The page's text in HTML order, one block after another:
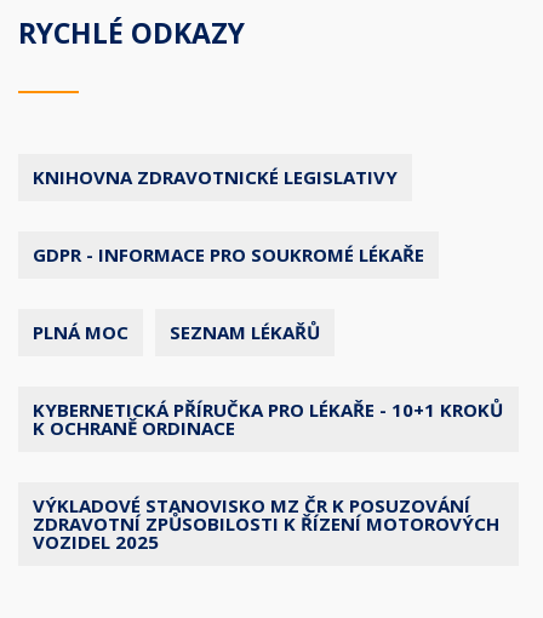
RYCHLÉ ODKAZY
KNIHOVNA ZDRAVOTNICKÉ LEGISLATIVY
GDPR - INFORMACE PRO SOUKROMÉ LÉKAŘE
PLNÁ MOC SEZNAM LÉKAŘŮ
KYBERNETICKÁ PŘÍRUČKA PRO LÉKAŘE - 10+1 KROKŮ
K OCHRANĚ ORDINACE
VÝKLADOVÉ STANOVISKO MZ ČR K POSUZOVÁNÍ
ZDRAVOTNÍ ZPŮSOBILOSTI K ŘÍZENÍ MOTOROVÝCH
VOZIDEL 2025